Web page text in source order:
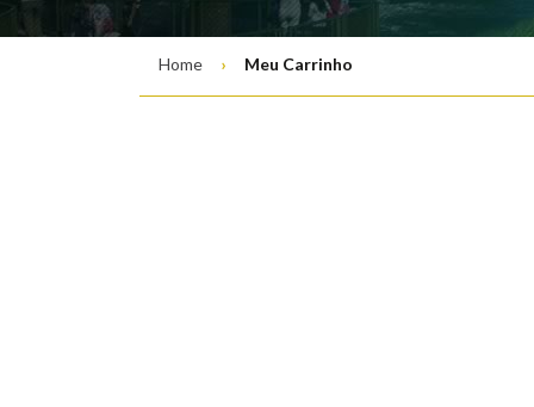
Home Meu Carrinho